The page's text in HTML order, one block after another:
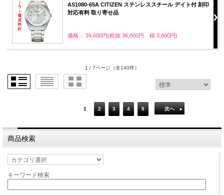
AS1080-65A CITIZEN ステンレススチール デイト付 刻印
対応有料 取り寄せ品
価格： 39,600円(税抜 36,000円、税 3,600円)
1 / 7ページ （全140件）
1 2 3 4 5 次へ
商品検索
キーワード検索